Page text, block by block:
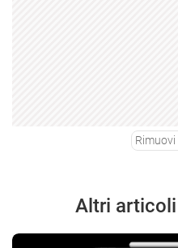
Altri